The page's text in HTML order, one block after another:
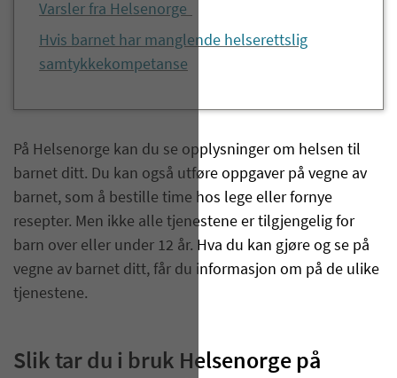
Varsler fra Helsenorge
Hvis barnet har manglende helserettslig
samtykkekompetanse
På Helsenorge kan du se opplysninger om helsen til
barnet ditt. Du kan også utføre oppgaver på vegne av
barnet, som å bestille time hos lege eller fornye
resepter. Men ikke alle tjenestene er tilgjengelig for
barn over eller under 12 år. Hva du kan gjøre og se på
vegne av barnet ditt, får du informasjon om på de ulike
tjenestene.
Slik tar du i bruk Helsenorge på